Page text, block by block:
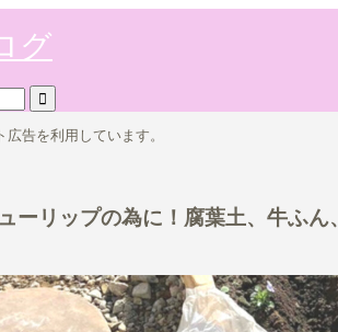
グ
告を利用しています。
ーリップの為に！腐葉土、牛ふん